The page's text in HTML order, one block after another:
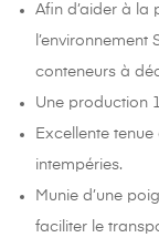
Afin d’aider à la
l’environnement
conteneurs à
Une production
Excellente
intempéries.
Munie d’une
faciliter le